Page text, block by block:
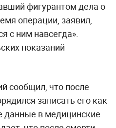
фигурантом дела о
операции, заявил,
с ним навсегда».
показаний
сообщил, что после
записать его как
данные в медицинские